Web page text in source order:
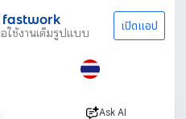
fastwork
ใช้งานเต็มรูปแบบ เปิดแอป
Ask AI